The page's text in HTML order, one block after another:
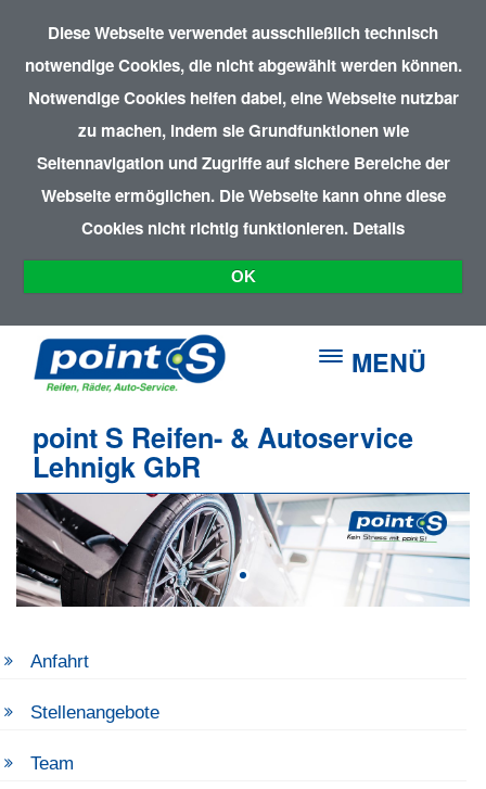
Diese Webseite verwendet ausschließlich technisch
notwendige Cookies, die nicht abgewählt werden können.
Notwendige Cookies helfen dabei, eine Webseite nutzbar
zu machen, indem sie Grundfunktionen wie
Seitennavigation und Zugriffe auf sichere Bereiche der
Webseite ermöglichen. Die Webseite kann ohne diese
Cookies nicht richtig funktionieren. Details
OK
MENÜ
point S Reifen- & Autoservice
Lehnigk GbR
Anfahrt
Stellenangebote
Team